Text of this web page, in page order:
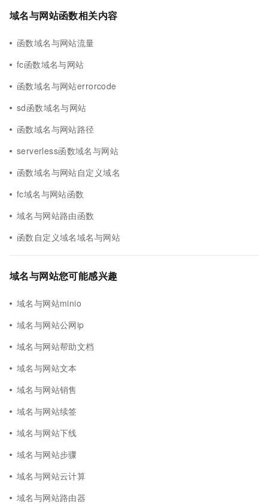
域名与网站函数相关内容
函数域名与网站流量
fc函数域名与网站
函数域名与网站errorcode
sd函数域名与网站
函数域名与网站路径
serverless函数域名与网站
函数域名与网站自定义域名
fc域名与网站函数
域名与网站路由函数
函数自定义域名域名与网站
域名与网站您可能感兴趣
域名与网站minio
域名与网站公网ip
域名与网站帮助文档
域名与网站文本
域名与网站销售
域名与网站续签
域名与网站下线
域名与网站步骤
域名与网站云计算
域名与网站路由器